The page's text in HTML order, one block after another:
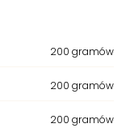
200 gramów
200 gramów
200 gramów